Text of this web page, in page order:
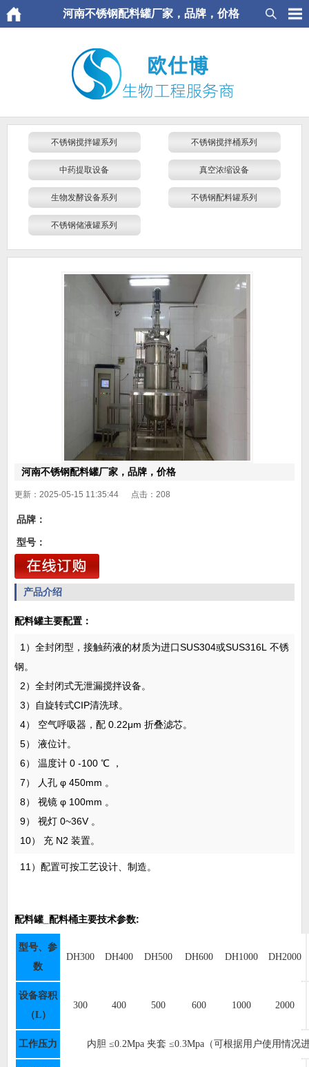
河南不锈钢配料罐厂家，品牌，价格
不锈钢搅拌罐系列 不锈钢搅拌桶系列
中药提取设备 真空浓缩设备
生物发酵设备系列 不锈钢配料罐系列
不锈钢储液罐系列
河南不锈钢配料罐厂家，品牌，价格
更新：2025-05-15 11:35:44 点击： 208
品牌：
型号：
产品介绍
配料罐主要配置：
1）全封闭型，接触药液的材质为进口SUS304或SUS316L 不锈
钢。
2）全封闭式无泄漏搅拌设备。
3）自旋转式CIP清洗球。
4） 空气呼吸器，配 0.22μm 折叠滤芯。
5） 液位计。
6） 温度计 0 -100 ℃ ，
7） 人孔 φ 450mm 。
8） 视镜 φ 100mm 。
9） 视灯 0~36V 。
10） 充 N2 装置。
11）配置可按工艺设计、制造。
配料罐 _配料桶主要技术参数:
型号、参
数
DH300 DH400 DH500 DH600 DH1000 DH2000
设备容积
（L）
300 400 500 600 1000 2000
工作压力 内胆 ≤0.2Mpa 夹套 ≤0.3Mpa（可根据用户使用情况